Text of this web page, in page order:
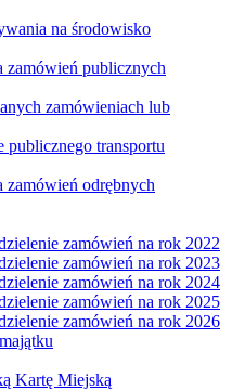
na środowisko
zamówień publicznych
zamówieniach lub
publicznego transportu
zamówień odrębnych
zamówień na rok 2022
zamówień na rok 2023
zamówień na rok 2024
zamówień na rok 2025
zamówień na rok 2026
Kartę Miejską